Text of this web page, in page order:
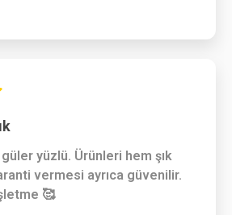
güler yüzlü. Ürünleri hem şık
vermesi ayrıca güvenilir.
🥰